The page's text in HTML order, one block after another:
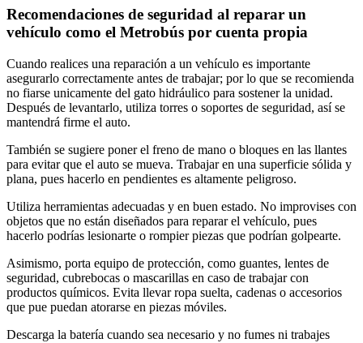
Recomendaciones de seguridad al reparar un
vehículo como el Metrobús por cuenta propia
Cuando realices una reparación a un vehículo es importante
asegurarlo correctamente antes de trabajar; por lo que se recomienda
no fiarse unicamente del gato hidráulico para sostener la unidad.
Después de levantarlo, utiliza torres o soportes de seguridad, así se
mantendrá firme el auto.
También se sugiere poner el freno de mano o bloques en las llantes
para evitar que el auto se mueva. Trabajar en una superficie sólida y
plana, pues hacerlo en pendientes es altamente peligroso.
Utiliza herramientas adecuadas y en buen estado. No improvises con
objetos que no están diseñados para reparar el vehículo, pues
hacerlo podrías lesionarte o rompier piezas que podrían golpearte.
Asimismo, porta equipo de protección, como guantes, lentes de
seguridad, cubrebocas o mascarillas en caso de trabajar con
productos químicos. Evita llevar ropa suelta, cadenas o accesorios
que pue puedan atorarse en piezas móviles.
Descarga la batería cuando sea necesario y no fumes ni trabajes